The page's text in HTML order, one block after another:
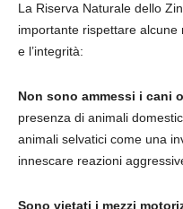
La Riserva Naturale dello
importante rispettare
e l’integrità:
Non sono ammessi i cani
presenza di animali
animali selvatici come una
innescare reazioni
Sono vietati i mezzi